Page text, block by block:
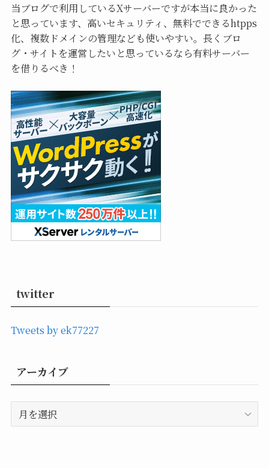
当ブログで利用しているXサーバーですが本当に良かった
と思っています、高いセキュリティ、無料でできるhtpps
化、複数ドメインの管理なども使いやすい。長くブロ
グ・サイトを運営したいと思っているなら有料サーバー
を借りるべき！
twitter
Tweets by ek77227
アーカイブ
ー